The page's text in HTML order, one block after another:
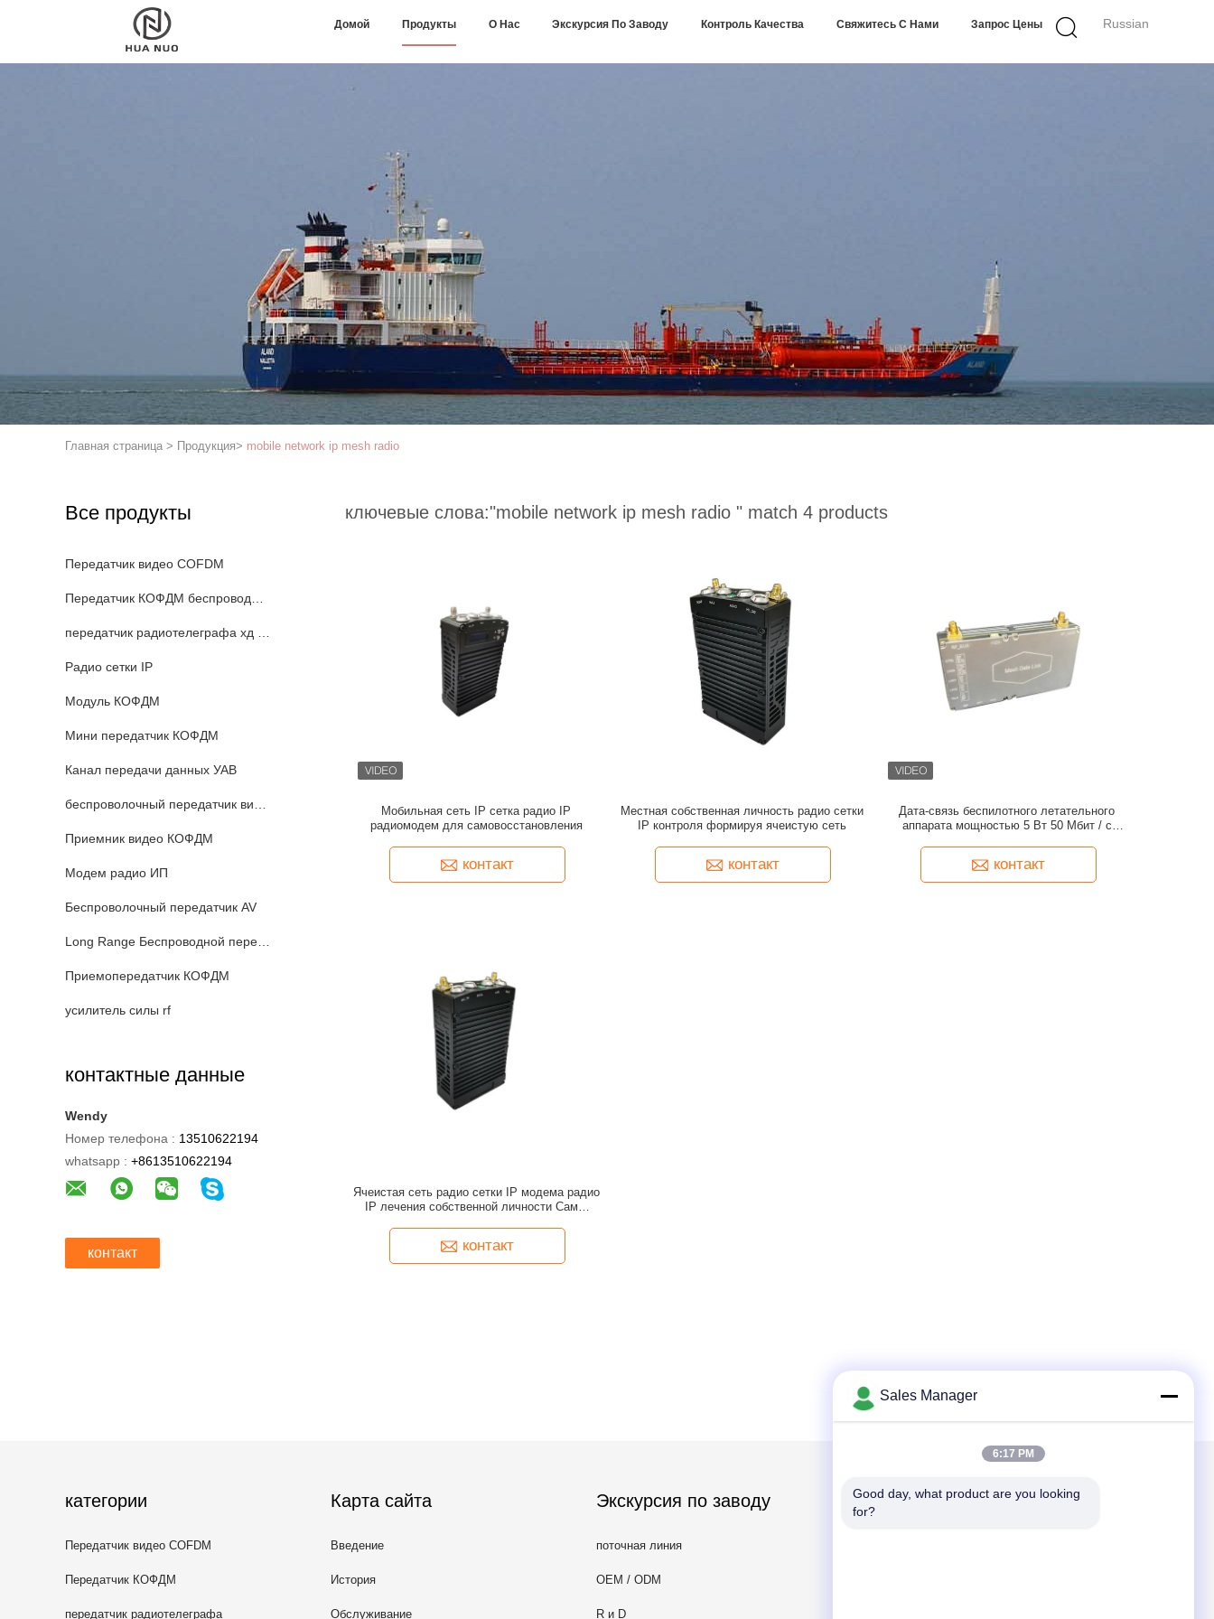
Russian
Домой Продукты О Нас Экскурсия По Заводу Контроль Качества Свяжитесь С Нами Запрос Цены
Главная страница > Продукция> mobile network ip mesh radio
Все продукты
Передатчик видео COFDM
Радио сетки IP
Модуль КОФДМ
Мини передатчик КОФДМ
Канал передачи данных УАВ
Приемник видео КОФДМ
Модем радио ИП
Беспроволочный передатчик AV
Приемопередатчик КОФДМ
усилитель силы rf
контактные данные
Wendy
Номер телефона : 13510622194
whatsapp : +8613510622194
контакт
ключевые слова:"mobile network ip mesh radio " match 4 products
Мобильная сеть IP сетка радио IP
радиомодем для самовосстановления
контакт
Местная собственная личность радио сетки
IP контроля формируя ячеистую сеть
контакт
Дата-связь беспилотного летательного
аппарата мощностью 5 Вт 50 Мбит / с
частота прыжка IP сетка радио
контакт
Ячеистая сеть радио сетки IP модема радио
IP лечения собственной личности Само-
контакт
категории
Передатчик видео COFDM
Передатчик КОФДМ
беспроводной видео-
передатчик радиотелеграфа
Карта сайта
Введение
История
Обслуживание
Экскурсия по заводу
поточная линия
OEM / ODM
R и D
Написать нам
Sales Manager
6:17 PM
Good day, what product are you looking
for?